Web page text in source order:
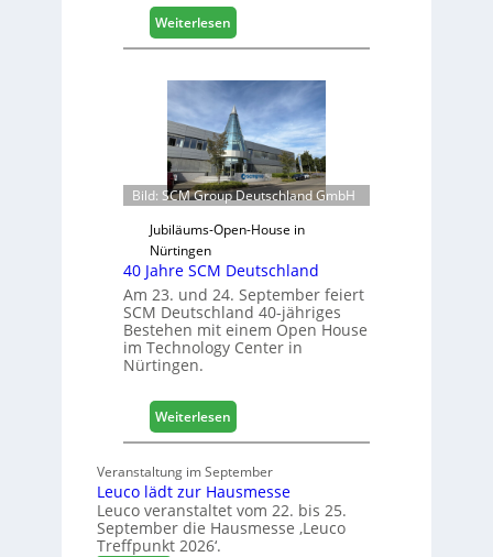
G
e
s
h
ä
f
t
s
j
h
r
Weiterlesen:
V
r
t
r
e
t
e
r
f
r
D
a
c
h
H
o
l
2
0
2
Bild: SCM Group Deutschland GmbH
Jubiläums-Open-House in
Nürtingen
40 Jahre SCM Deutschland
Am 23. und 24. September feiert
SCM Deutschland 40-jähriges
Bestehen mit einem Open House
im Technology Center in
Nürtingen.
Weiterlesen:
4
J
a
h
Veranstaltung im September
Leuco lädt zur Hausmesse
Leuco veranstaltet vom 22. bis 25.
September die Hausmesse ‚Leuco
Treffpunkt 2026‘.